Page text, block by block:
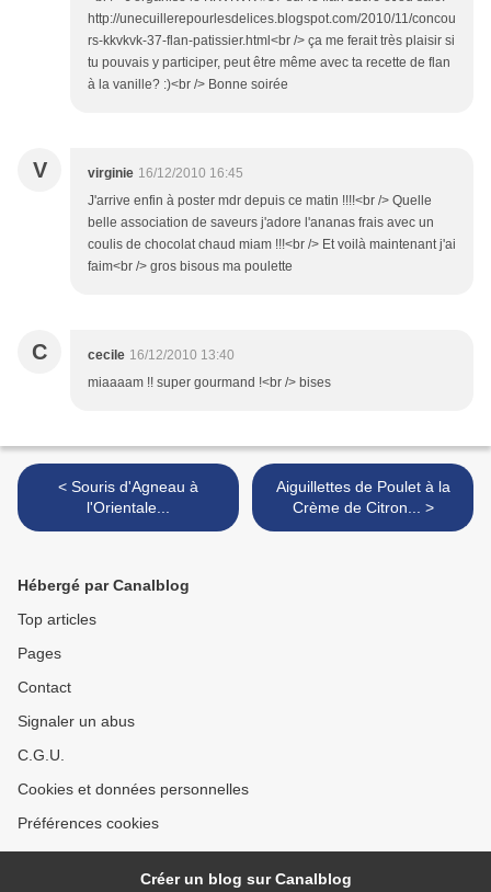
http://unecuillerepourlesdelices.blogspot.com/2010/11/concou
rs-kkvkvk-37-flan-patissier.html<br /> ça me ferait très plaisir si
tu pouvais y participer, peut être même avec ta recette de flan
à la vanille? :)<br /> Bonne soirée
V virginie 16/12/2010 16:45
J'arrive enfin à poster mdr depuis ce matin !!!!<br /> Quelle
belle association de saveurs j'adore l'ananas frais avec un
coulis de chocolat chaud miam !!!<br /> Et voilà maintenant j'ai
faim<br /> gros bisous ma poulette
C cecile 16/12/2010 13:40
miaaaam !! super gourmand !<br /> bises
< Souris d'Agneau à
l'Orientale...
Aiguillettes de Poulet à la
Crème de Citron... >
Hébergé par Canalblog
Top articles
Pages
Contact
Signaler un abus
C.G.U.
Cookies et données personnelles
Préférences cookies
Créer un blog sur Canalblog